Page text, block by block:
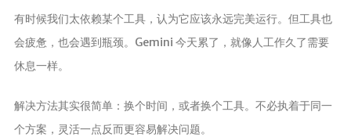
有时候我们太依赖某个工具，认为它应该永远完美运行。但工具也
会疲惫，也会遇到瓶颈。Gemini 今天累了，就像人工作久了需要
休息一样。
解决方法其实很简单：换个时间，或者换个工具。不必执着于同一
个方案，灵活一点反而更容易解决问题。